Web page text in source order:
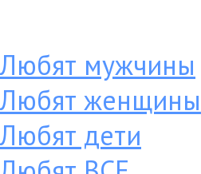
Любят мужчины
Любят женщины
Любят дети